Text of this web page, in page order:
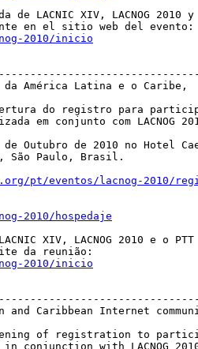
LACNIC XIV, LACNOG 2010
2010/inicio
da América Latina e o Caribe,
do registro para
em conjunto com LACNOG
Outubro de 2010 no Hotel
São Paulo, Brasil.
pt/eventos/lacnog-2010/
2010/hospedaje
XIV, LACNOG 2010 e o PTT
2010/inicio
Caribbean Internet
of registration to
conjunction with LACNOG